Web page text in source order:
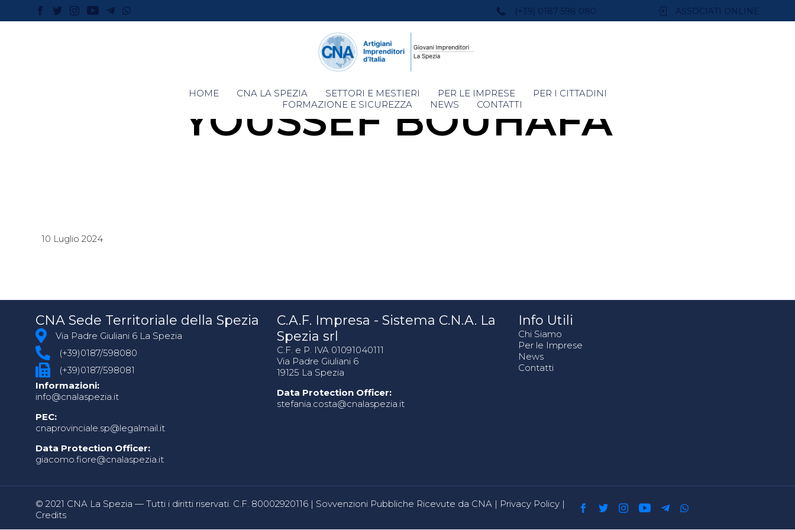
(+39) 0187 598 080 ASSOCIATI ONLINE
Skip
to
HOME CNA LA SPEZIA SETTORI E MESTIERI PER LE IMPRESE
PER I CITTADINI
FORMAZIONE E SICUREZZA
NEWS CONTATTI
YOUSSEF BOUHAFA
10 Luglio 2024
CNA Sede Territoriale della Spezia
Via Padre Giuliani 6 La Spezia
(+39)0187/598080
(+39)0187/598081
Informazioni:
info@cnalaspezia.it
PEC:
cnaprovinciale.sp@legalmail.it
Data Protection Officer:
giacomo.fiore@cnalaspezia.it
C.A.F. Impresa - Sistema C.N.A. La
Spezia srl
C.F. e P. IVA 01091040111
Via Padre Giuliani 6
19125 La Spezia
Data Protection Officer:
stefania.costa@cnalaspezia.it
Info Utili
Chi Siamo
Per le Imprese
News
Contatti
© 2021 CNA La Spezia — Tutti i diritti riservati. C.F. 80002920116 | Sovvenzioni Pubbliche Ricevute da CNA | Privacy Policy |
Credits